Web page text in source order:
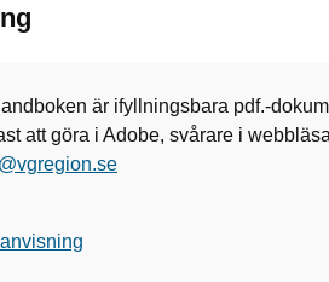
är ifyllningsbara pdf.-
att göra i Adobe, svårare i